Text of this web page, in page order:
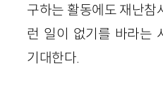
구하는 활동에도 재난참
런 일이 없기를 바라는
기대한다.